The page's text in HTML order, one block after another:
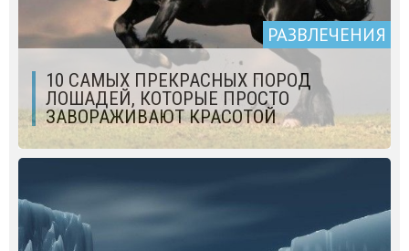
РАЗВЛЕЧЕНИЯ
10 САМЫХ ПРЕКРАСНЫХ ПОРОД
ЛОШАДЕЙ, КОТОРЫЕ ПРОСТО
ЗАВОРАЖИВАЮТ КРАСОТОЙ